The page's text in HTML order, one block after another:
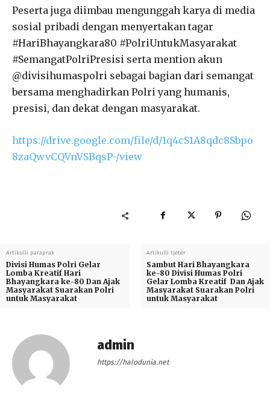
Peserta juga diimbau mengunggah karya di media
sosial pribadi dengan menyertakan tagar
#HariBhayangkara80 #PolriUntukMasyarakat
#SemangatPolriPresisi serta mention akun
@divisihumaspolri sebagai bagian dari semangat
bersama menghadirkan Polri yang humanis,
presisi, dan dekat dengan masyarakat.
https://drive.google.com/file/d/1q4cS1A8qdc8Sbpo
8zaQwvCQVnVSBqsP-/view
Artikulli paraprak
Divisi Humas Polri Gelar
Lomba Kreatif Hari
Bhayangkara ke-80 Dan Ajak
Masyarakat Suarakan Polri
untuk Masyarakat
Artikulli tjetër
Sambut Hari Bhayangkara
ke-80 Divisi Humas Polri
Gelar Lomba Kreatif Dan Ajak
Masyarakat Suarakan Polri
untuk Masyarakat
admin
https://halodunia.net